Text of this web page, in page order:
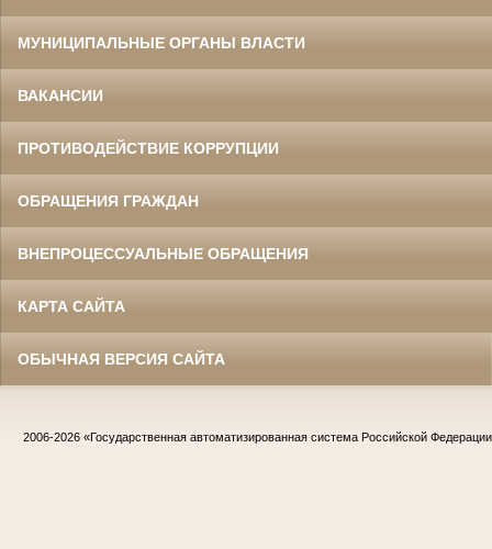
МУНИЦИПАЛЬНЫЕ ОРГАНЫ ВЛАСТИ
ВАКАНСИИ
ПРОТИВОДЕЙСТВИЕ КОРРУПЦИИ
ОБРАЩЕНИЯ ГРАЖДАН
ВНЕПРОЦЕССУАЛЬНЫЕ ОБРАЩЕНИЯ
КАРТА САЙТА
ОБЫЧНАЯ ВЕРСИЯ САЙТА
2006-2026 «Государственная автоматизированная система Российской